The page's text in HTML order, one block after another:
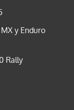
y Enduro
Rally